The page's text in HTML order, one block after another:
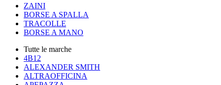
ZAINI
BORSE A SPALLA
TRACOLLE
BORSE A MANO
Tutte le marche
4B12
ALEXANDER SMITH
ALTRAOFFICINA